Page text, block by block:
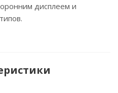
дисплеем и